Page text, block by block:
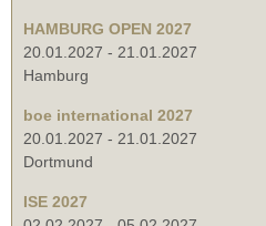
HAMBURG OPEN 2027
20.01.2027 - 21.01.2027
Hamburg
boe international 2027
20.01.2027 - 21.01.2027
Dortmund
ISE 2027